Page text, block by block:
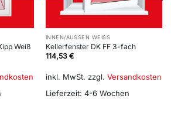
Weiß
INNEN/AUSSEN WEISS
Kellerfenster DK FF 3-fach
114,53 €
inkl. MwSt. zzgl. Versandkosten
Lieferzeit: 4-6 Wochen